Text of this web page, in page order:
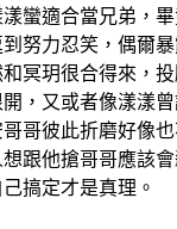
蠻適合當兄弟，
努力忍笑，偶爾
冥玥很合得來，
，又或者像漾漾
哥彼此折磨好像
跟他搶哥哥應該
搞定才是真理。